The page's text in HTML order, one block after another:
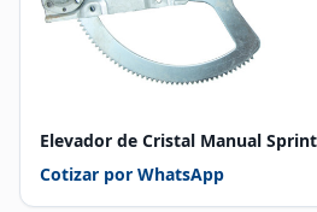
Elevador de Cristal Manual
Cotizar por WhatsApp